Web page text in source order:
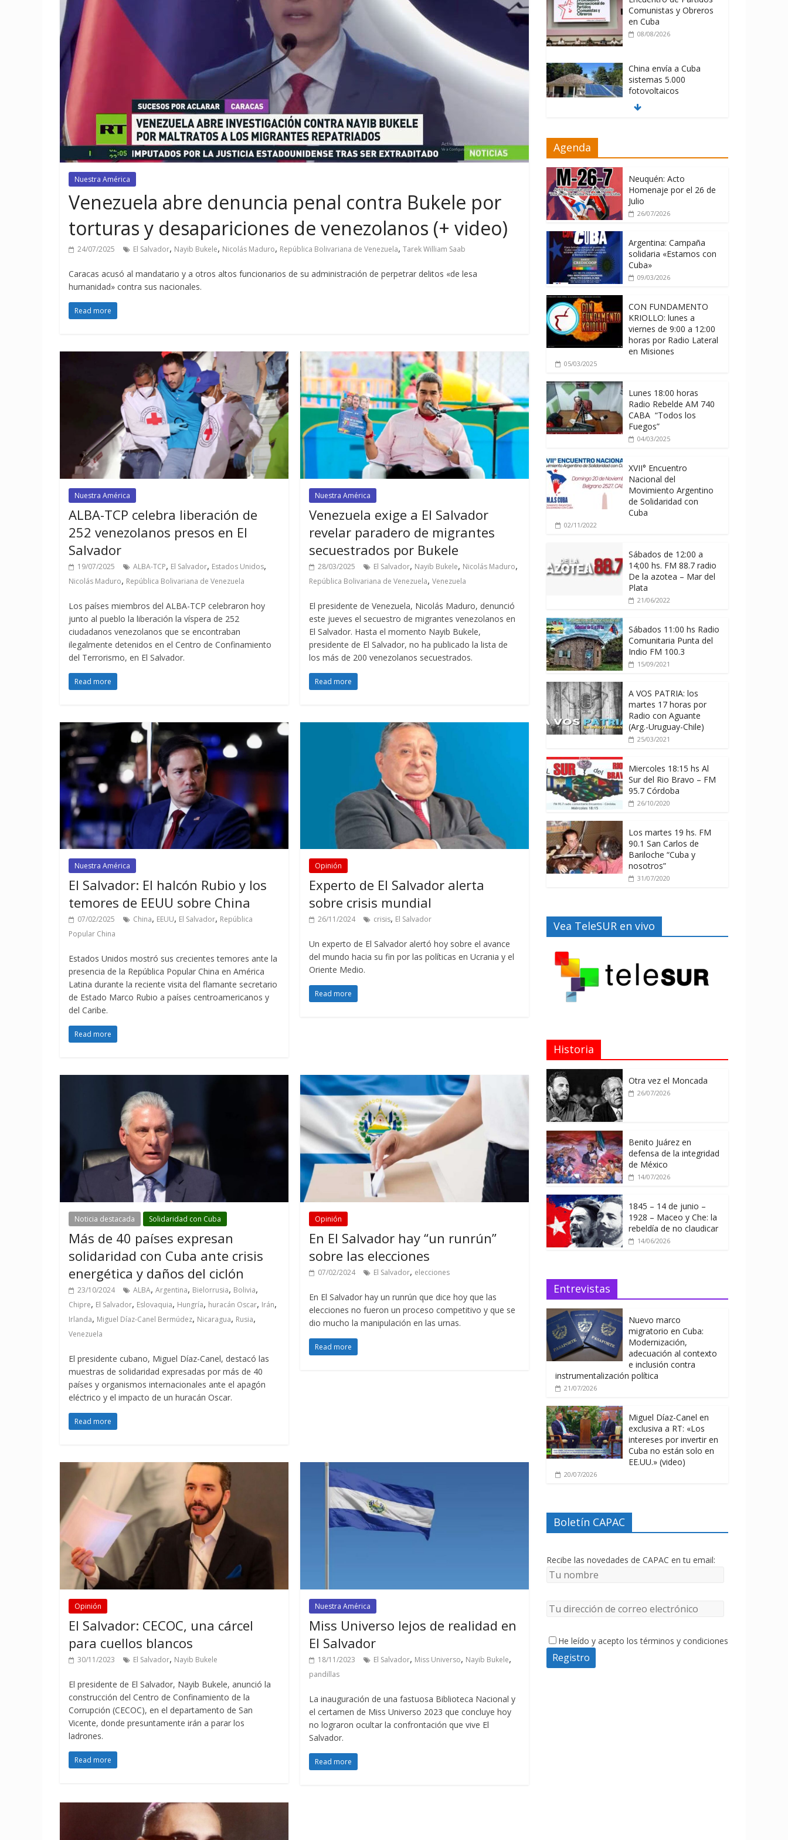
Nuestra América
Venezuela abre denuncia penal contra Bukele por
torturas y desapariciones de venezolanos (+ video)
24/07/2025 El Salvador, Nayib Bukele, Nicolás Maduro, República Bolivariana de Venezuela, Tarek William Saab
Caracas acusó al mandatario y a otros altos funcionarios de su administración de perpetrar delitos «de lesa
humanidad» contra sus nacionales.
Read more
Nuestra América
ALBA-TCP celebra liberación de
252 venezolanos presos en El
Salvador
19/07/2025 ALBA-TCP, El Salvador, Estados Unidos,
Nicolás Maduro, República Bolivariana de Venezuela
Los países miembros del ALBA-TCP celebraron hoy
junto al pueblo la liberación la víspera de 252
ciudadanos venezolanos que se encontraban
ilegalmente detenidos en el Centro de Confinamiento
del Terrorismo, en El Salvador.
Read more
Nuestra América
Venezuela exige a El Salvador
revelar paradero de migrantes
secuestrados por Bukele
28/03/2025 El Salvador, Nayib Bukele, Nicolás Maduro,
República Bolivariana de Venezuela,Venezuela
El presidente de Venezuela, Nicolás Maduro, denunció
este jueves el secuestro de migrantes venezolanos en
El Salvador. Hasta el momento Nayib Bukele,
presidente de El Salvador, no ha publicado la lista de
los más de 200 venezolanos secuestrados.
Read more
Nuestra América
El Salvador: El halcón Rubio y los
temores de EEUU sobre China
07/02/2025 China, EEUU, El Salvador, República
Popular China
Estados Unidos mostró sus crecientes temores ante la
presencia de la República Popular China en América
Latina durante la reciente visita del flamante secretario
de Estado Marco Rubio a países centroamericanos y
del Caribe.
Read more
Opinión
Experto de El Salvador alerta
sobre crisis mundial
26/11/2024 crisis, El Salvador
Un experto de El Salvador alertó hoy sobre el avance
del mundo hacia su fin por las políticas en Ucrania y el
Oriente Medio.
Read more
Noticia destacada Solidaridad con Cuba
Más de 40 países expresan
solidaridad con Cuba ante crisis
energética y daños del ciclón
23/10/2024 ALBA, Argentina, Bielorrusia, Bolivia,
Chipre, El Salvador, Eslovaquia, Hungría, huracán Oscar, Irán,
Irlanda, Miguel Díaz-Canel Bermúdez, Nicaragua, Rusia,
Venezuela
El presidente cubano, Miguel Díaz-Canel, destacó las
muestras de solidaridad expresadas por más de 40
países y organismos internacionales ante el apagón
eléctrico y el impacto de un huracán Oscar.
Read more
Opinión
En El Salvador hay “un runrún”
sobre las elecciones
07/02/2024 El Salvador, elecciones
En El Salvador hay un runrún que dice hoy que las
elecciones no fueron un proceso competitivo y que se
dio mucho la manipulación en las urnas.
Read more
Opinión
El Salvador: CECOC, una cárcel
para cuellos blancos
30/11/2023 El Salvador, Nayib Bukele
El presidente de El Salvador, Nayib Bukele, anunció la
construcción del Centro de Confinamiento de la
Corrupción (CECOC), en el departamento de San
Vicente, donde presuntamente irán a parar los
ladrones.
Read more
Nuestra América
Miss Universo lejos de realidad en
El Salvador
18/11/2023 El Salvador, Miss Universo, Nayib Bukele,
pandillas
La inauguración de una fastuosa Biblioteca Nacional y
el certamen de Miss Universo 2023 que concluye hoy
no lograron ocultar la confrontación que vive El
Salvador.
Read more
Comunistas y Obreros
en Cuba
08/08/2026
China envía a Cuba
sistemas 5.000
fotovoltaicos
08/08/2026
interesados” envío de
08/08/2026
Agenda
Neuquén: Acto
Homenaje por el 26 de
Julio
26/07/2026
Argentina: Campaña
solidaria «Estamos con
Cuba»
09/03/2026
CON FUNDAMENTO
KRIOLLO: lunes a
viernes de 9:00 a 12:00
horas por Radio Lateral
en Misiones
05/03/2025
Lunes 18:00 horas
Radio Rebelde AM 740
CABA “Todos los
Fuegos”
04/03/2025
XVII° Encuentro
Nacional del
Movimiento Argentino
de Solidaridad con
Cuba
02/11/2022
Sábados de 12:00 a
14;00 hs. FM 88.7 radio
De la azotea – Mar del
Plata
21/06/2022
Sábados 11:00 hs Radio
Comunitaria Punta del
Indio FM 100.3
15/09/2021
A VOS PATRIA: los
martes 17 horas por
Radio con Aguante
(Arg.-Uruguay-Chile)
25/03/2021
Miercoles 18:15 hs Al
Sur del Rio Bravo – FM
95.7 Córdoba
26/10/2020
Los martes 19 hs. FM
90.1 San Carlos de
Bariloche “Cuba y
nosotros”
31/07/2020
Vea TeleSUR en vivo
Historia
Otra vez el Moncada
26/07/2026
Benito Juárez en
defensa de la integridad
de México
14/07/2026
1845 – 14 de junio –
1928 – Maceo y Che: la
rebeldía de no claudicar
14/06/2026
Entrevistas
Nuevo marco
migratorio en Cuba:
Modernización,
adecuación al contexto
e inclusión contra
instrumentalización política
21/07/2026
Miguel Díaz-Canel en
exclusiva a RT: «Los
intereses por invertir en
Cuba no están solo en
EE.UU.» (video)
20/07/2026
Boletín CAPAC
Recibe las novedades de CAPAC en tu email:
He leído y acepto los términos y condiciones